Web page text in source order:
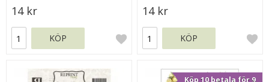
14 kr
KÖP
14 kr
KÖP
Köp 10 betala för 9